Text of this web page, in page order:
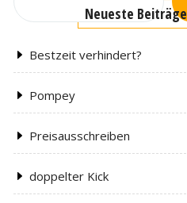
Neueste Beiträge
Bestzeit verhindert?
Pompey
Preisausschreiben
doppelter Kick